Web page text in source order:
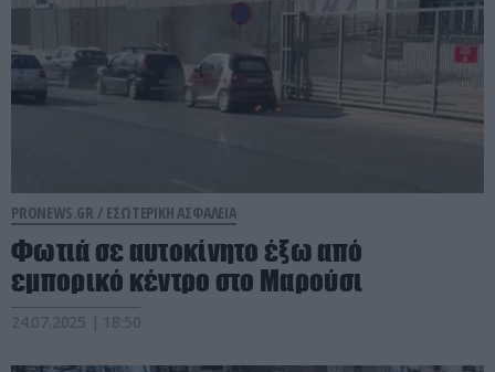
PRONEWS.GR / ΕΣΩΤΕΡΙΚΗ ΑΣΦΑΛΕΙΑ
Φωτιά σε αυτοκίνητο έξω από
εμπορικό κέντρο στο Μαρούσι
24.07.2025 | 18:50